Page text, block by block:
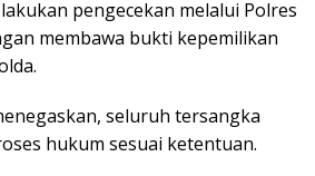
pengecekan melalui Polres
membawa bukti kepemilikan
seluruh tersangka
hukum sesuai ketentuan.